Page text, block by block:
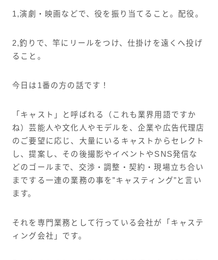
1,演劇・映画などで、役を振り当てること。配役。
2,釣りで、竿にリールをつけ、仕掛けを遠くへ投げ
ること。
今日は1番の方の話です！
「キャスト」と呼ばれる（これも業界用語ですか
ね）芸能人や文化人やモデルを、企業や広告代理店
のご要望に応じ、大量にいるキャストからセレクト
し、提案し、その後撮影やイベントやSNS発信な
どのゴールまで、交渉・調整・契約・現場立ち合い
までする一連の業務の事を”キャスティング”と言い
ます。
それを専門業務として行っている会社が「キャステ
ィング会社」です。